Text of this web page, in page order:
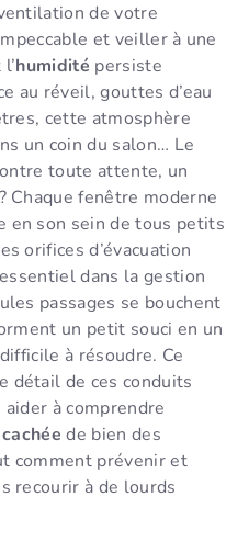
de votre
et veiller à une
humidité persiste
au réveil, gouttes d’eau
cette atmosphère
un coin du salon… Le
toute attente, un
Chaque fenêtre moderne
en son sein de tous petits
orifices d’évacuation
dans la gestion
passages se bouchent
un petit souci en un
difficile à résoudre. Ce
détail de ces conduits
à comprendre
de bien des
comment prévenir et
recourir à de lourds